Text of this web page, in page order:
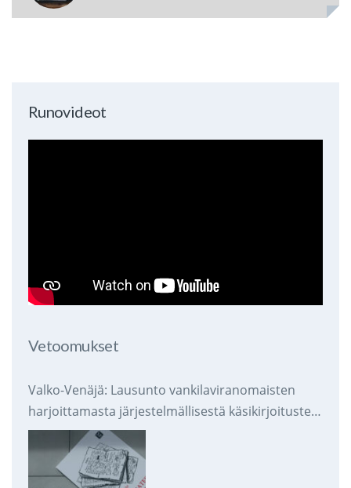
Runovideot
Vetoomukset
Valko-Venäjä: Lausunto vankilaviranomaisten
harjoittamasta järjestelmällisestä käsikirjoitusten
takavarikoinnista ja tuhoamisesta